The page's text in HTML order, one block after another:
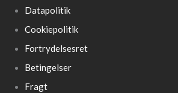
Datapolitik
Cookiepolitik
Fortrydelsesret
Betingelser
Fragt